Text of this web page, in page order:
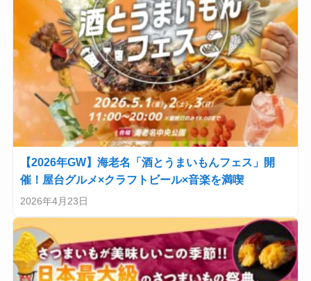
【2026年GW】海老名「酒とうまいもんフェス」開
催！屋台グルメ×クラフトビール×音楽を満喫
2026年4月23日